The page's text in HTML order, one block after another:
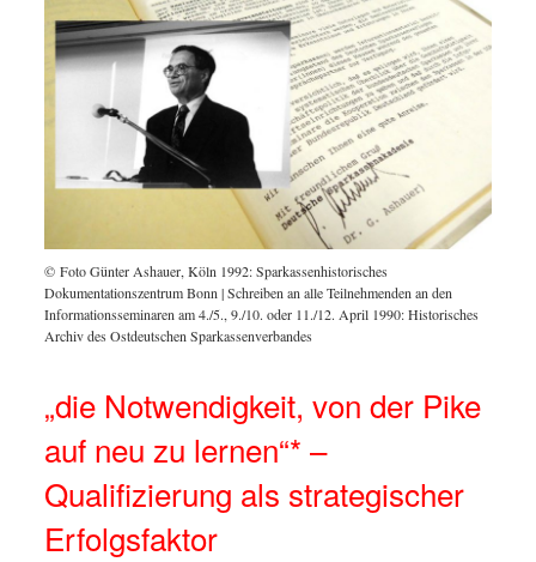
© Foto Günter Ashauer, Köln 1992: Sparkassenhistorisches
Dokumentationszentrum Bonn | Schreiben an alle Teilnehmenden an den
Informationsseminaren am 4./5., 9./10. oder 11./12. April 1990: Historisches
Archiv des Ostdeutschen Sparkassenverbandes
„die Notwendigkeit, von der Pike
auf neu zu lernen“* –
Qualifizierung als strategischer
Erfolgsfaktor